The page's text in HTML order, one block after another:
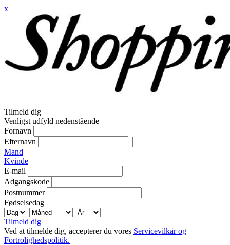
x
Tilmeld dig
Venligst udfyld nedenstående
Fornavn
Efternavn
Mand
Kvinde
E-mail
Adgangskode
Postnummer
Fødselsedag
Tilmeld dig
Ved at tilmelde dig, accepterer du vores Servicevilkår og
Fortrolighedspolitik.